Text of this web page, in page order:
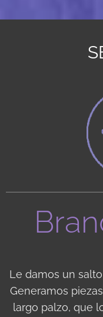
Le damos un
Generamos
largo palzo, que